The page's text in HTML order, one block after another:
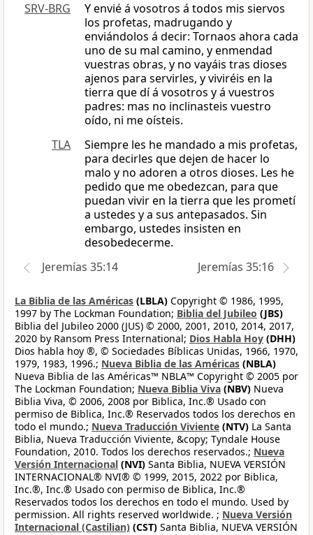
SRV-BRG
Y envié á vosotros á todos mis siervos
los profetas, madrugando y
enviándolos á decir: Tornaos ahora cada
uno de su mal camino, y enmendad
vuestras obras, y no vayáis tras dioses
ajenos para servirles, y viviréis en la
tierra que dí á vosotros y á vuestros
padres: mas no inclinasteis vuestro
oído, ni me oísteis.
TLA
Siempre les he mandado a mis profetas,
para decirles que dejen de hacer lo
malo y no adoren a otros dioses. Les he
pedido que me obedezcan, para que
puedan vivir en la tierra que les prometí
a ustedes y a sus antepasados. Sin
embargo, ustedes insisten en
desobedecerme.
Jeremías 35:14
Jeremías 35:16
La Biblia de las Américas (LBLA) Copyright © 1986, 1995,
1997 by The Lockman Foundation; Biblia del Jubileo (JBS)
Biblia del Jubileo 2000 (JUS) © 2000, 2001, 2010, 2014, 2017,
2020 by Ransom Press International; Dios Habla Hoy (DHH)
Dios habla hoy ®, © Sociedades Bíblicas Unidas, 1966, 1970,
1979, 1983, 1996.; Nueva Biblia de las Américas (NBLA)
Nueva Biblia de las Américas™ NBLA™ Copyright © 2005 por
The Lockman Foundation; Nueva Biblia Viva (NBV) Nueva
Biblia Viva, © 2006, 2008 por Biblica, Inc.® Usado con
permiso de Biblica, Inc.® Reservados todos los derechos en
todo el mundo.; Nueva Traducción Viviente (NTV) La Santa
Biblia, Nueva Traducción Viviente, &copy; Tyndale House
Foundation, 2010. Todos los derechos reservados.; Nueva
Versión Internacional (NVI) Santa Biblia, NUEVA VERSIÓN
INTERNACIONAL® NVI® © 1999, 2015, 2022 por Biblica,
Inc.®, Inc.® Usado con permiso de Biblica, Inc.®
Reservados todos los derechos en todo el mundo. Used by
permission. All rights reserved worldwide. ; Nueva Versión
Internacional (Castilian) (CST) Santa Biblia, NUEVA VERSIÓN